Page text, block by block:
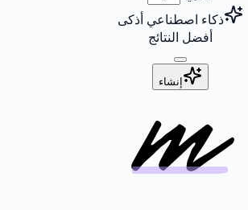
ذكاء اصطناعي أذكى
أفضل النتائج
إنشاء